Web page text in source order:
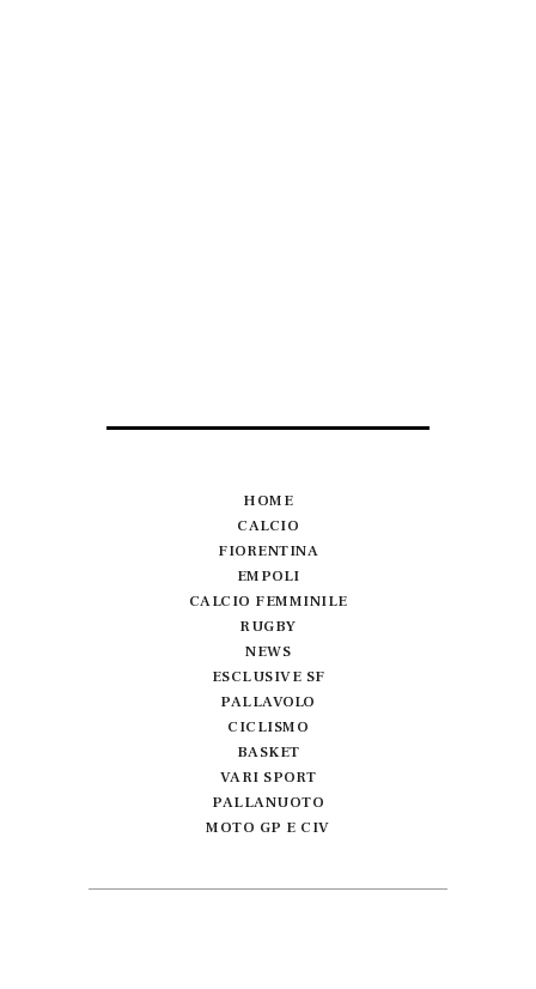
HOME
CALCIO
FIORENTINA
EMPOLI
CALCIO FEMMINILE
RUGBY
NEWS
ESCLUSIVE SF
PALLAVOLO
CICLISMO
BASKET
VARI SPORT
PALLANUOTO
MOTO GP E CIV